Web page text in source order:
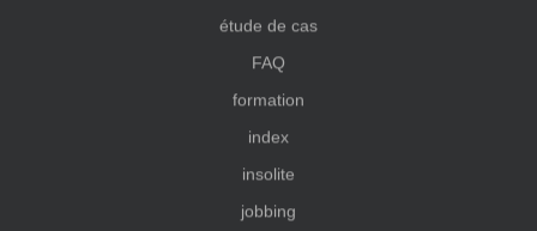
étude de cas
FAQ
formation
index
insolite
jobbing